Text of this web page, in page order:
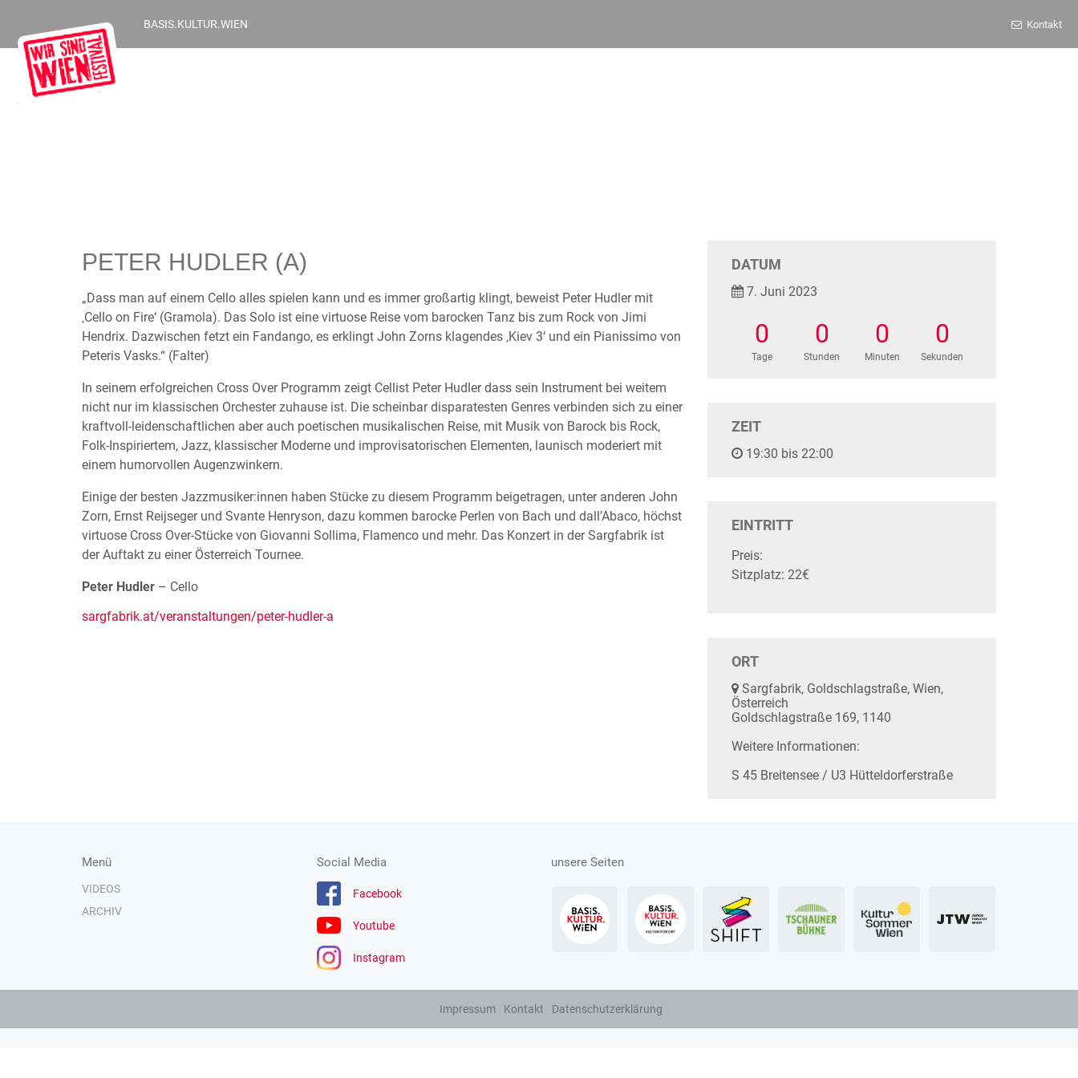
BASIS.KULTUR.WIEN Kontakt
PETER HUDLER (A)
„Dass man auf einem Cello alles spielen kann und es immer großartig klingt, beweist Peter Hudler mit
‚Cello on Fire‘ (Gramola). Das Solo ist eine virtuose Reise vom barocken Tanz bis zum Rock von Jimi
Hendrix. Dazwischen fetzt ein Fandango, es erklingt John Zorns klagendes ‚Kiev 3‘ und ein Pianissimo von
Peteris Vasks.“ (Falter)
In seinem erfolgreichen Cross Over Programm zeigt Cellist Peter Hudler dass sein Instrument bei weitem
nicht nur im klassischen Orchester zuhause ist. Die scheinbar disparatesten Genres verbinden sich zu einer
kraftvoll-leidenschaftlichen aber auch poetischen musikalischen Reise, mit Musik von Barock bis Rock,
Folk-Inspiriertem, Jazz, klassischer Moderne und improvisatorischen Elementen, launisch moderiert mit
einem humorvollen Augenzwinkern.
Einige der besten Jazzmusiker:innen haben Stücke zu diesem Programm beigetragen, unter anderen John
Zorn, Ernst Reijseger und Svante Henryson, dazu kommen barocke Perlen von Bach und dall’Abaco, höchst
virtuose Cross Over-Stücke von Giovanni Sollima, Flamenco und mehr. Das Konzert in der Sargfabrik ist
der Auftakt zu einer Österreich Tournee.
Peter Hudler – Cello
sargfabrik.at/veranstaltungen/peter-hudler-a
DATUM
7. Juni 2023
0
Tage
0
Stunden
0
Minuten
0
Sekunden
ZEIT
19:30 bis 22:00
EINTRITT
Preis:
Sitzplatz: 22€
ORT
Sargfabrik, Goldschlagstraße, Wien,
Österreich
Goldschlagstraße 169, 1140
Weitere Informationen:
S 45 Breitensee / U3 Hütteldorferstraße
Menü
VIDEOS
ARCHIV
Social Media
Facebook
Youtube
Instagram
unsere Seiten
Impressum Kontakt Datenschutzerklärung